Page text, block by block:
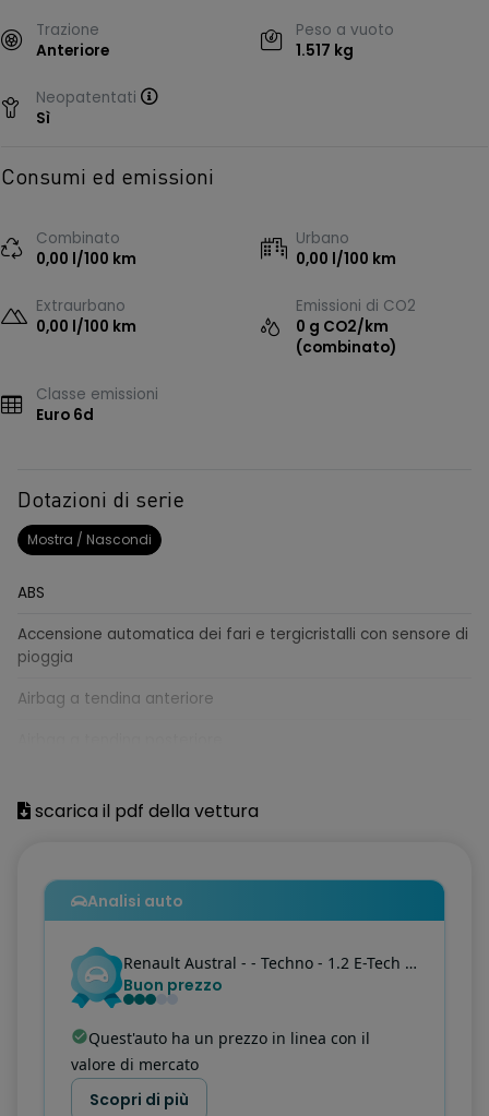
Trazione
Anteriore
Peso a vuoto
1.517 kg
Neopatentati
Sì
Consumi ed emissioni
Combinato
0,00 l/100 km
Urbano
0,00 l/100 km
Extraurbano
0,00 l/100 km
Emissioni di CO2
0 g CO2/km
(combinato)
Classe emissioni
Euro 6d
Dotazioni di serie
Mostra / Nascondi
ABS
Accensione automatica dei fari e tergicristalli con sensore di
pioggia
Airbag a tendina anteriore
Airbag frontale conducente
Airbag laterale anteriore
Airbag laterale posteriore
Alzacristalli anteriori e posteriori elettrici impulsionali con
sensore pioggia
Assistenza alla frenata di emergenza AFU
Assistenza alla partenza in salita
scarica il pdf della vettura
Analisi auto
Renault Austral - - Techno - 1.2 E-Tech full hybrid Techno 200cv auto
Buon prezzo
Quest'auto ha un prezzo in linea con il
valore di mercato
Scopri di più